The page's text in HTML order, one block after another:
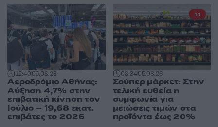
12:4005.08.26
Αεροδρόμιο Αθήνας:
Αύξηση 4,7% στην
επιβατική κίνηση τον
Ιούλιο – 19,68 εκατ.
επιβάτες το 2026
08:3405.08.26
Σούπερ μάρκετ: Στην
τελική ευθεία η
συμφωνία για
μειώσεις τιμών στα
προϊόντα έως 20%
11